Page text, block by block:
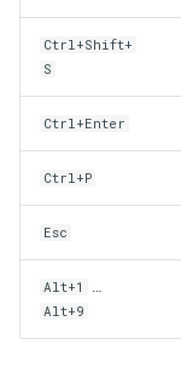
Ctrl+Shift+
S
Ctrl+Enter
Ctrl+P
Esc
Alt+1
Alt+9